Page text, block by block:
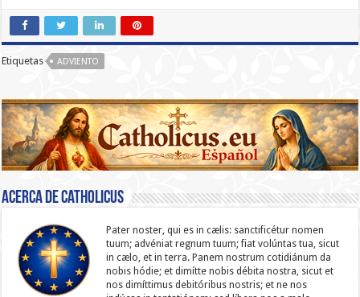
Etiquetas ADVIENTO
Acerca de catholicus
Pater noster, qui es in cælis: sanc­ti­ficétur nomen
tuum; advéniat regnum tuum; fiat volúntas tua, sicut
in cælo, et in terra. Panem nostrum cotidiánum da
nobis hódie; et dimítte nobis débita nostra, sicut et
nos dimíttimus debitóribus nostris; et ne nos